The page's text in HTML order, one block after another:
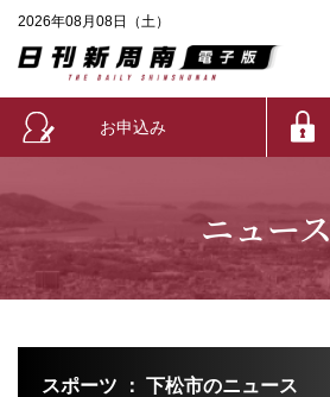
2026年08月08日（土）
お申込み
ニュース
スポーツ ： 下松市のニュース